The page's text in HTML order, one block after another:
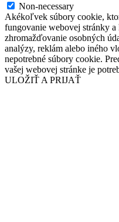
Non-necessary
Akékoľvek súbory cookie,
fungovanie webovej stránky
zhromažďovanie osobných
analýzy, reklám alebo iného
nepotrebné súbory cookie.
vašej webovej stránke je
ULOŽIŤ A PRIJAŤ